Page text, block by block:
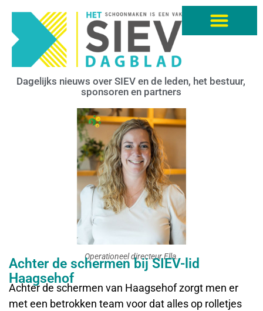
Dagelijks nieuws over SIEV en de leden, het bestuur,
sponsoren en partners
Operationeel directeur Ella.
Achter de schermen bij SIEV-lid
Haagsehof
Achter de schermen van Haagsehof zorgt men er
met een betrokken team voor dat alles op rolletjes